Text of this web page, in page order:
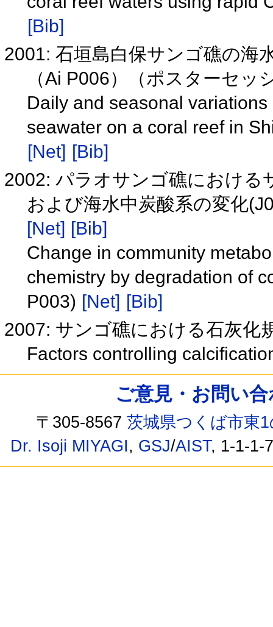
[Bib]
2001: 石垣島白保サンゴ礁の海
（Ai P006）（ポスターセッ
Daily and seasonal
seawater on a coral reef in
[Net] [Bib]
2002: パラオサンゴ礁における
および海水中炭酸系の変化
[Net] [Bib]
Change in community
chemistry by degradation of
P003) [Net] [Bib]
2007: サンゴ礁における石灰化
Factors controlling
ご意見・お問い
〒305-8567茨城県つくば市東
Dr. Isoji MIYAGI, GSJ/AIST, 1-1-1-